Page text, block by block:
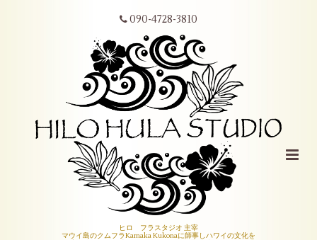
090-4728-3810
ヒロ フラスタジオ 主宰
マウイ島のクムフラKamaka Kukonaに師事しハワイの文化を